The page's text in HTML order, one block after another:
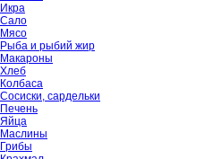
Икра
Сало
Мясо
Рыба и рыбий жир
Макароны
Хлеб
Колбаса
Сосиски, сардельки
Печень
Яйца
Маслины
Грибы